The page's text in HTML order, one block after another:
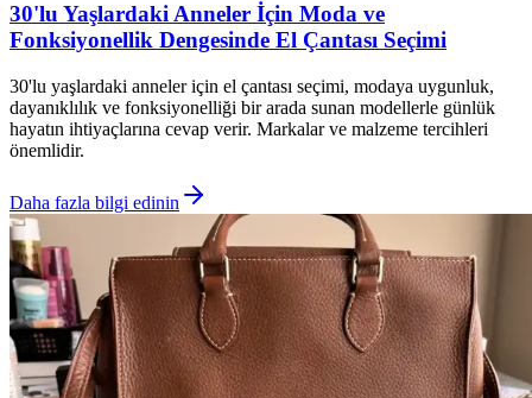
30'lu Yaşlardaki Anneler İçin Moda ve
Fonksiyonellik Dengesinde El Çantası Seçimi
30'lu yaşlardaki anneler için el çantası seçimi, modaya uygunluk,
dayanıklılık ve fonksiyonelliği bir arada sunan modellerle günlük
hayatın ihtiyaçlarına cevap verir. Markalar ve malzeme tercihleri
önemlidir.
Daha fazla bilgi edinin